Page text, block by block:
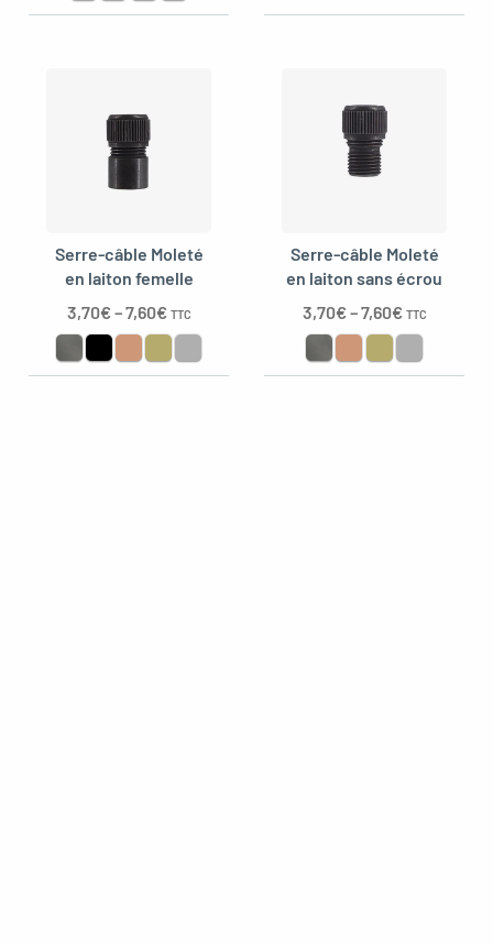
Serre-câble Moleté
en laiton femelle
3,70€–7,60€ TTC
Serre-câble Moleté
en laiton sans écrou
3,70€–7,60€ TTC